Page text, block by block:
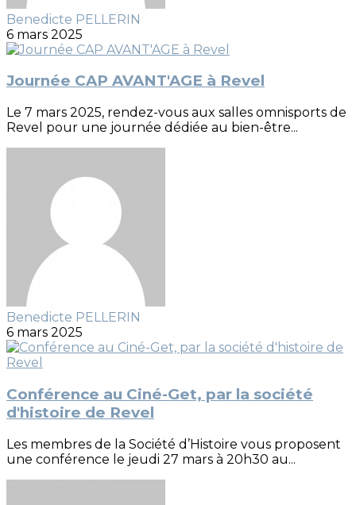
Benedicte PELLERIN
6 mars 2025
Journée CAP AVANT'AGE à Revel
Le 7 mars 2025, rendez-vous aux salles omnisports de
Revel pour une journée dédiée au bien-être...
Benedicte PELLERIN
6 mars 2025
Conférence au Ciné-Get, par la société
d'histoire de Revel
Les membres de la Société d’Histoire vous proposent
une conférence le jeudi 27 mars à 20h30 au...